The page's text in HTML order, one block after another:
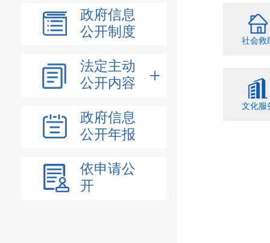
政府信息
公开制度
法定主动
公开内容
政府信息
公开年报
依申请公
开
社会救
文化服